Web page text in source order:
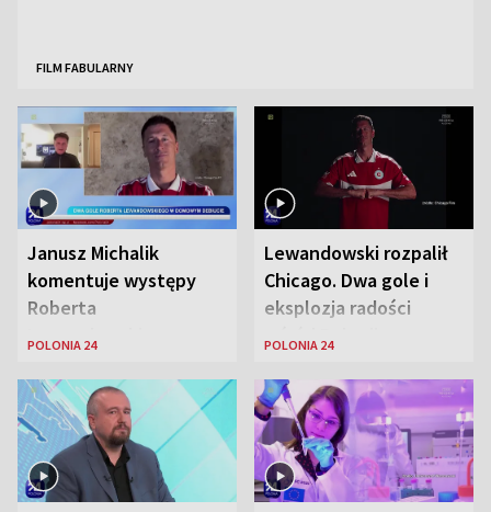
FILM FABULARNY
Janusz Michalik
komentuje występy
Roberta
Lewandowskiego w
Zjednoczonych
POLONIA 24
Lewandowski rozpalił
Chicago. Dwa gole i
eksplozja radości
wśród Polonii
POLONIA 24